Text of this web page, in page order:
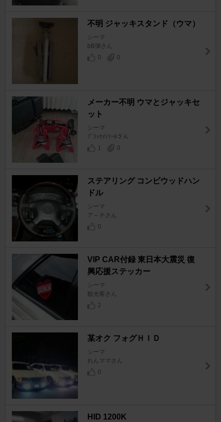
不明 ジャッキスタンド（ウマ）
シーマ
bB弾さん
0
0
メーカー不明 ウマとジャッキセ
ット
シーマ
ﾌﾞﾗｯｸﾒﾝｿｰﾙさん
1
0
ステアリング コンビウッドハン
ドル
シーマ
ア～チさん
0
VIP CAR付録 東日本大震災 復
興応援ステッカー
シーマ
観光客さん
2
某オク フォグＨＩＤ
シーマ
れんママさん
0
HID 1200K